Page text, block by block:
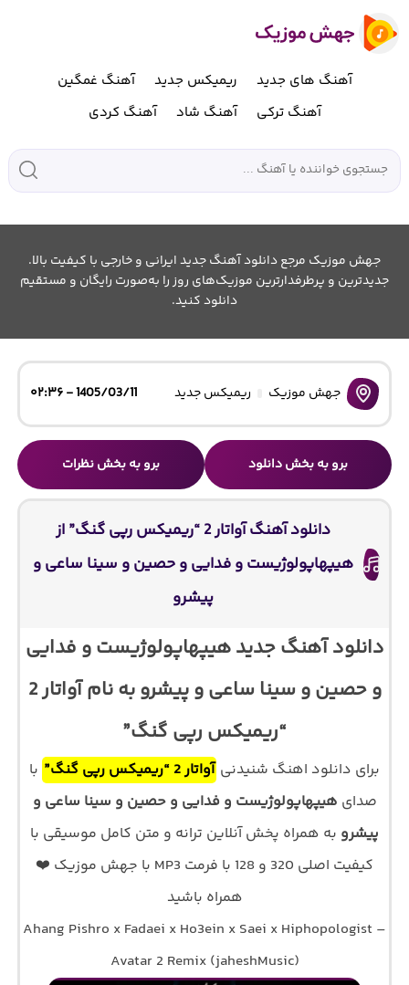
آهنگ های جدید ریمیکس جدید
آهنگ غمگین
آهنگ ترکی
آهنگ شاد آهنگ کردی
جهش موزیک مرجع دانلود آهنگ جدید ایرانی و خارجی با کیفیت بالا.
جدیدترین و پرطرفدارترین موزیک‌های روز را به‌صورت رایگان و مستقیم
دانلود کنید.
جهش موزیک ریمیکس جدید 1405/03/11 - ۰۲:۳۶
برو به بخش دانلود برو به بخش نظرات
دانلود آهنگ آواتار 2 “ریمیکس رپی گنگ” از
هیپهاپولوژیست و فدایی و حصین و سینا ساعی و
پیشرو
دانلود آهنگ جدید هیپهاپولوژیست و فدایی
و حصین و سینا ساعی و پیشرو به نام آواتار 2
“ریمیکس رپی گنگ”
برای دانلود اهنگ شنیدنی آواتار 2 “ریمیکس رپی گنگ”
با
صدای هیپهاپولوژیست و فدایی و حصین و سینا ساعی و
پیشرو به همراه پخش آنلاین ترانه و متن کامل موسیقی با
کیفیت اصلی 320 و 128 با فرمت MP3 با جهش موزیک ❤️
همراه باشید
Ahang Pishro x Fadaei x Ho3ein x Saei x Hiphopologist –
Avatar 2 Remix (jaheshMusic)